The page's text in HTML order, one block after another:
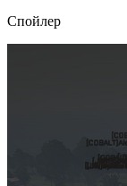
Спойлер